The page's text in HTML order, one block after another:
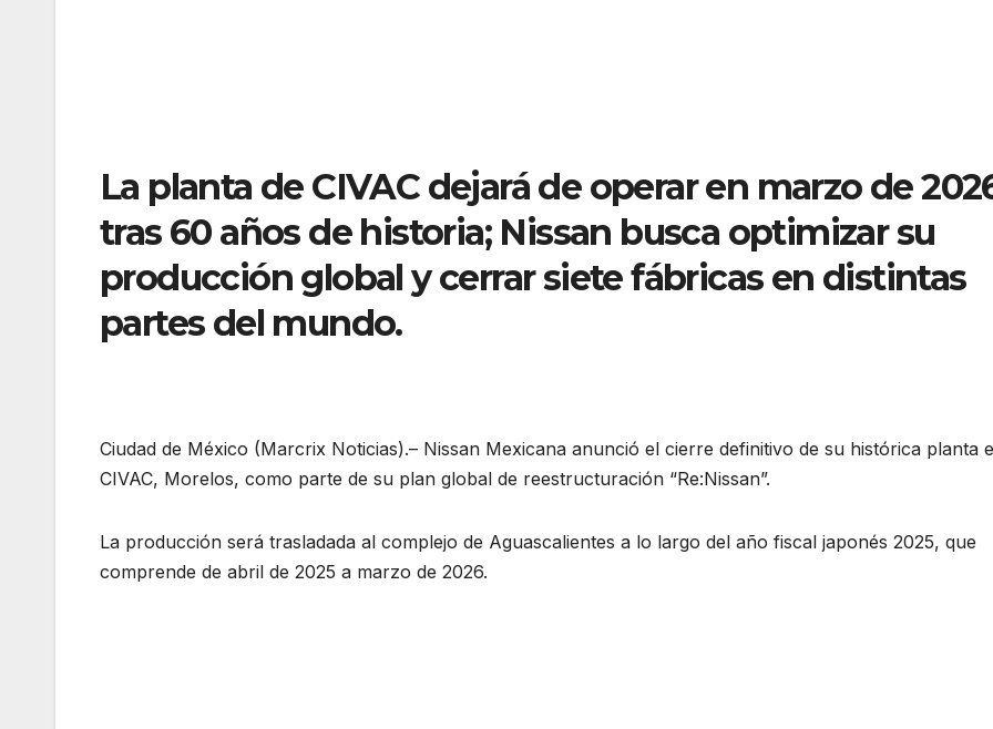
La planta de CIVAC dejará de operar en marzo de
tras 60 años de historia; Nissan busca optimizar su
producción global y cerrar siete fábricas en distintas
partes del mundo.
Ciudad de México (Marcrix Noticias).– Nissan Mexicana anunció el cierre definitivo de su histórica planta
CIVAC, Morelos, como parte de su plan global de reestructuración “Re:Nissan”.
La producción será trasladada al complejo de Aguascalientes a lo largo del año fiscal japonés 2025, que
comprende de abril de 2025 a marzo de 2026.